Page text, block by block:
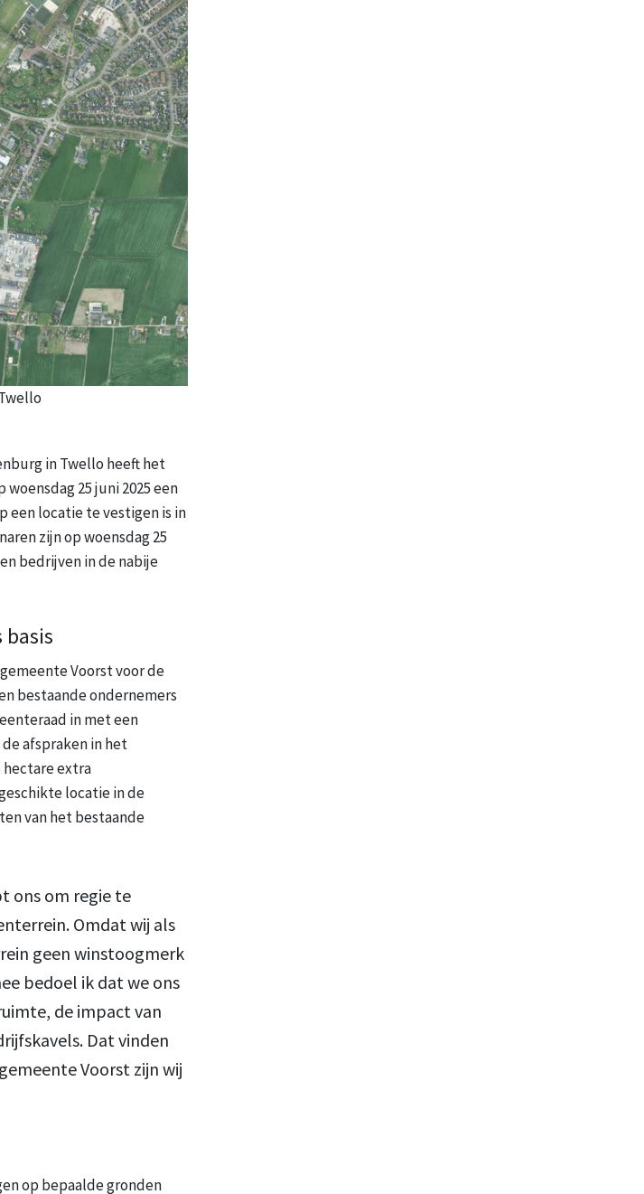
in Twello heeft het
25 juni 2025 een
een locatie te vestigen is in
zijn op woensdag 25
bedrijven in de nabije
Voorst voor de
bestaande ondernemers
in met een
afspraken in het
hectare extra
locatie in de
van het bestaande
ons om regie te
Omdat wij als
geen winstoogmerk
bedoel ik dat we ons
de impact van
Dat vinden
Voorst zijn wij
op bepaalde gronden